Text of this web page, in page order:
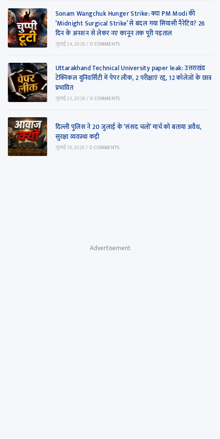
Sonam Wangchuk Hunger Strike: क्या PM Modi की
‘Midnight Surgical Strike’ से बदल गया सियासी नैरेटिव? 26
दिन के अनशन से लेकर नए कानून तक पूरी पड़ताल
जुलाई 24, 2026/0 COMMENTS
Uttarakhand Technical University paper leak: उत्तराखंड
टेक्निकल यूनिवर्सिटी में पेपर लीक, 2 परीक्षाएं रद्द, 12 कॉलेजों के छात्र
प्रभावित
जुलाई 23, 2026/0 COMMENTS
दिल्ली पुलिस ने 20 जुलाई के ‘संसद चलो’ मार्च को बताया अवैध,
सुरक्षा व्यवस्था कड़ी
जुलाई 19, 2026/0 COMMENTS
Advertisement